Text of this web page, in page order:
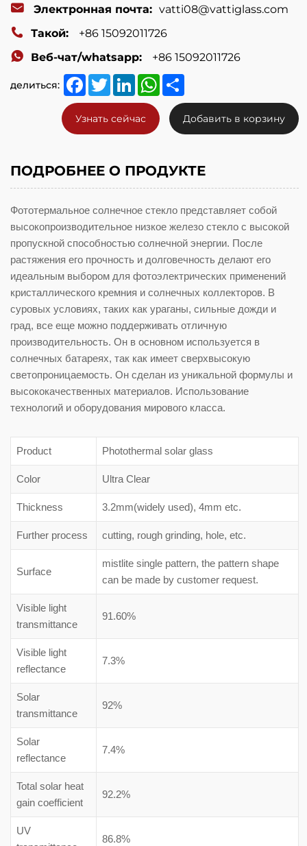
Электронная почта: vatti08@vattiglass.com
Такой:
+86 15092011726
Веб-чат/whatsapp:
+86 15092011726
делиться: FacebookTwitterLinkedInWhatsApp
Узнать сейчас Добавить в корзину
ПОДРОБНЕЕ О ПРОДУКТЕ
Фототермальное солнечное стекло представляет собой
высокопроизводительное низкое железо стекло с высокой
пропускной способностью солнечной энергии. После
растяжения его прочность и долговечность делают его
идеальным выбором для фотоэлектрических применений
кристаллического кремния и солнечных коллекторов. В
суровых условиях, таких как ураганы, сильные дожди и
град, все еще можно поддерживать отличную
производительность. Он в основном используется в
солнечных батареях, так как имеет сверхвысокую
светопроницаемость. Он сделан из уникальной формулы и
высококачественных материалов. Использование
технологий и оборудования мирового класса.
Product Photothermal solar glass
Color Ultra Clear
Thickness 3.2mm(widely used), 4mm etc.
Further process cutting, rough grinding, hole, etc.
Surface
mistlite single pattern, the pattern shape
can be made by customer request.
Visible light
transmittance
91.60%
Visible light
reflectance
7.3%
Solar
transmittance
92%
Solar
reflectance
7.4%
Total solar heat
gain coefficient
92.2%
UV
86.8%